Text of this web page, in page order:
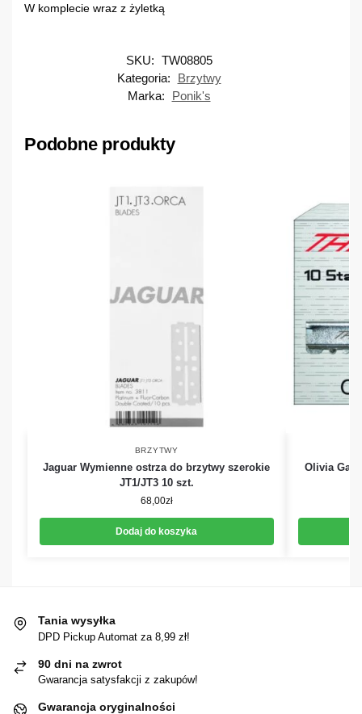
W komplecie wraz z żyletką
SKU: TW08805
Kategoria:
Brzytwy
Marka:
Ponik's
Podobne produkty
BRZYTWY
Jaguar Wymienne ostrza do brzytwy szerokie
JT1/JT3 10 szt.
68,00zł
Dodaj do koszyka
Olivia
Tania wysyłka
DPD Pickup Automat za 8,99 zł!
90 dni na zwrot
Gwarancja satysfakcji z zakupów!
Gwarancja oryginalności